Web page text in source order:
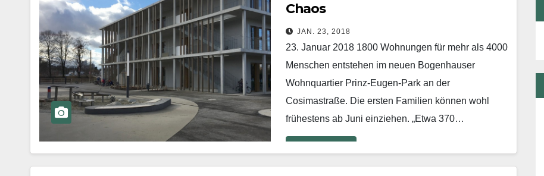
Chaos
JAN. 23, 2018
23. Januar 2018 1800 Wohnungen für mehr als 4000
Menschen entstehen im neuen Bogenhauser
Wohnquartier Prinz-Eugen-Park an der
Cosimastraße. Die ersten Familien können wohl
frühestens ab Juni einziehen. „Etwa 370…